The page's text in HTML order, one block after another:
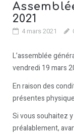
2021
4 mars 2021
L’assemblée
vendredi 19 mars
En raison des
présentes
Si vous souhaitez
préalablement,